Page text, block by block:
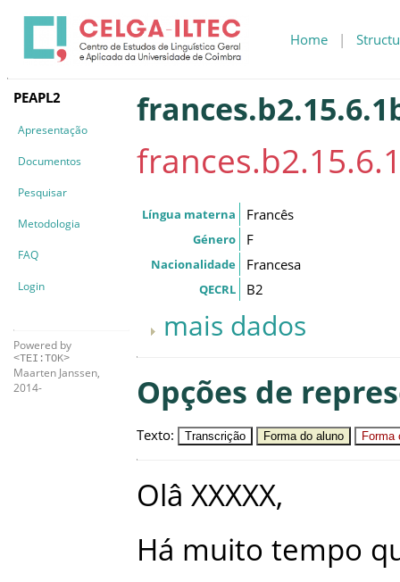
Home |
PEAPL2
Apresentação
Documentos
Pesquisar
Metodologia
FAQ
Login
Powered by
<TEI:TOK>
Maarten Janssen,
2014-
Língua materna Francês
Género F
Nacionalidade Francesa
QECRL B2
mais dados
Opções de
Texto: Transcrição Forma do aluno Forma
Olâ XXXXX,
Há muito tempo